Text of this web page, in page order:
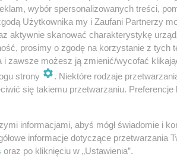
proste i intuicyjne dla
pod jednym z nich mała kulka
gracza jest wskazanie, pod
wybór obiecywana jest
wybór spersonalizowanych treści,
Użytkownika my i Zaufani Partnerzy
aktywnie skanować charakterystykę
prosimy o zgodę na korzystanie z tych
i zawsze możesz ją zmienić/wycofać
strony
. Niektóre rodzaje
się takiemu przetwarzaniu. Preferencje
informacjami, abyś mógł świadomie i
informacje dotyczące przetwarzania
oraz po kliknięciu w „Ustawienia”.